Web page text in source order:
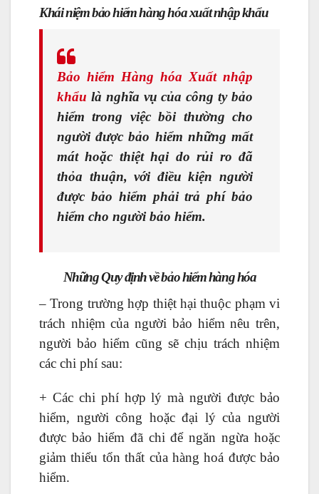
Khái niệm bảo hiểm hàng hóa xuất nhập khẩu
Bảo hiểm Hàng hóa Xuất nhập
khẩu là nghĩa vụ của công ty bảo
hiểm trong việc bồi thường cho
người được bảo hiểm những mất
mát hoặc thiệt hại do rủi ro đã
thỏa thuận, với điều kiện người
được bảo hiểm phải trả phí bảo
hiểm cho người bảo hiểm.
Những Quy định về bảo hiểm hàng hóa
– Trong trường hợp thiệt hại thuộc phạm vi
trách nhiệm của người bảo hiểm nêu trên,
người bảo hiểm cũng sẽ chịu trách nhiệm
các chi phí sau:
+ Các chi phí hợp lý mà người được bảo
hiểm, người công hoặc đại lý của người
được bảo hiểm đã chi để ngăn ngừa hoặc
giảm thiểu tổn thất của hàng hoá được bảo
hiểm.